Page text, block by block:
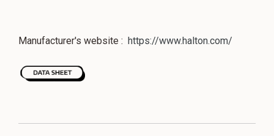
Manufacturer's website : https://www.halton.com/